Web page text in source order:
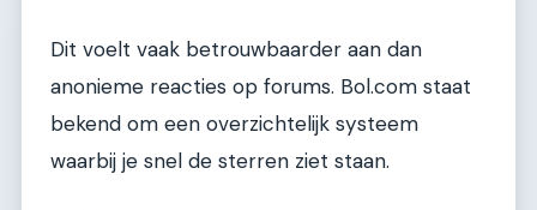
Dit voelt vaak betrouwbaarder aan dan
anonieme reacties op forums. Bol.com staat
bekend om een overzichtelijk systeem
waarbij je snel de sterren ziet staan.